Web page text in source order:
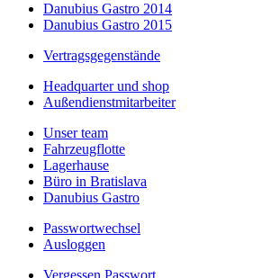
Danubius Gastro 2014
Danubius Gastro 2015
Vertragsgegenstände
Headquarter und shop
Außendienstmitarbeiter
Unser team
Fahrzeugflotte
Lagerhause
Büro in Bratislava
Danubius Gastro
Passwortwechsel
Ausloggen
Vergessen Passwort